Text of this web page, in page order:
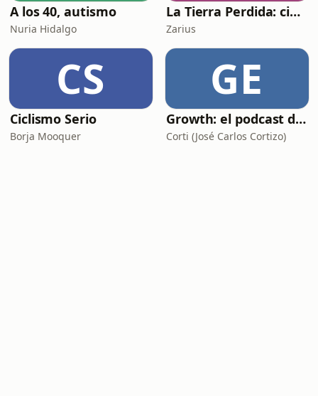
A los 40, autismo
Nuria Hidalgo
La Tierra Perdida: ciencia ficción épica en audio
Zarius
CS
Ciclismo Serio
Borja Mooquer
GE
Growth: el podcast de Product Hackers 🚀
Corti (José Carlos Cortizo)